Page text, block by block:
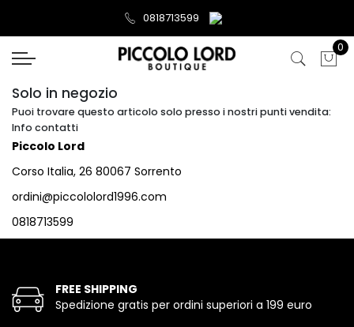
0818713599
0
Solo in negozio
Puoi trovare questo articolo solo presso i nostri punti vendita:
Info contatti
Piccolo Lord
Corso Italia, 26 80067 Sorrento
ordini@piccololord1996.com
0818713599
FREE SHIPPING
Spedizione gratis per ordini superiori a 199 euro